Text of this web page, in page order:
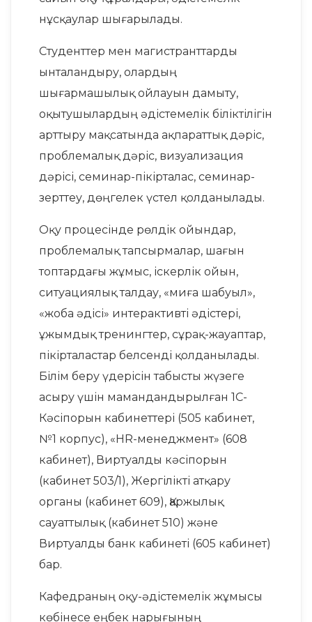
нұсқаулар шығарылады.
Студенттер мен магистранттарды
ынталандыру, олардың
шығармашылық ойлауын дамыту,
оқытушылардың әдістемелік біліктілігін
арттыру мақсатында ақпараттық дәріс,
проблемалық дәріс, визуализация
дәрісі, семинар-пікірталас, семинар-
зерттеу, дөңгелек үстел қолданылады.
Оқу процесінде рөлдік ойындар,
проблемалық тапсырмалар, шағын
топтардағы жұмыс, іскерлік ойын,
ситуациялық талдау, «миға шабуыл»,
«жоба әдісі» интерактивті әдістері,
ұжымдық тренингтер, сұрақ-жауаптар,
пікірталастар белсенді қолданылады.
Білім беру үдерісін табысты жүзеге
асыру үшін мамандандырылған 1С-
Кәсіпорын кабинеттері (505 кабинет,
№1 корпус), «HR-менеджмент» (608
кабинет), Виртуалды кәсіпорын
(кабинет 503/1), Жергілікті атқару
органы (кабинет 609), Қаржылық
сауаттылық (кабинет 510) және
Виртуалды банк кабинеті (605 кабинет)
бар.
Кафедраның оқу-әдістемелік жұмысы
көбінесе еңбек нарығының